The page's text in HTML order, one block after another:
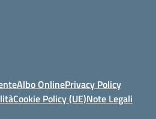
Albo OnlinePrivacy Policy
Cookie Policy (UE)Note Legali